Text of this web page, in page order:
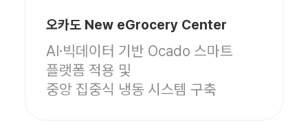
오카도 New eGrocery Center
AI·빅데이터 기반 Ocado 스마트
플랫폼 적용 및
중앙 집중식 냉동 시스템 구축